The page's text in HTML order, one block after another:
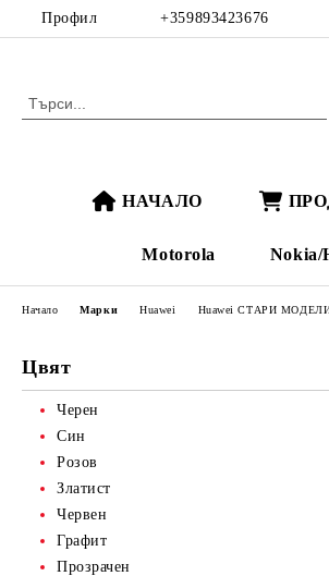
Профил +359893423676
НАЧАЛО
Motorola Nokia/
Цвят
Черен
Син
Розов
Златист
Червен
Графит
Прозрачен
Начало Марки Huawei Huawei СТАРИ